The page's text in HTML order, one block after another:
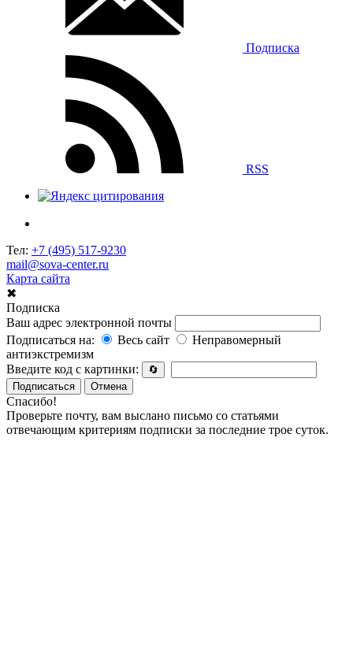
Подписка
RSS
Тел: +7 (495) 517-9230
mail@sova-center.ru
Карта сайта
✖
Подписка
Ваш адрес электронной почты
Подписаться на:
Весь сайт
Неправомерный
антиэкстремизм
Введите код с картинки:
🔄
Подписаться
Отмена
Спасибо!
Проверьте почту, вам выслано письмо со статьями
отвечающим критериям подписки за последние трое суток.